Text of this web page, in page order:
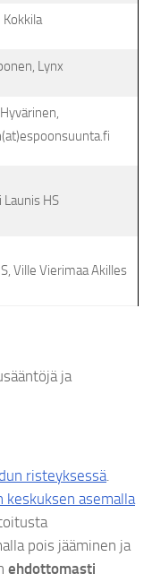
Kokkila
Lynx
Launis HS
Ville Vierimaa Akilles
ja
risteyksessä.
keskuksen asemalla
pois jääminen ja
ehdottomasti